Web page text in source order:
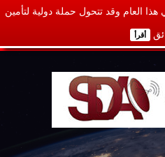
هذا العام وقد تتحول حملة دولية لتأمين
أقرأ